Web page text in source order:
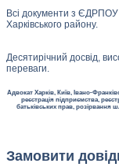
Всі документи з
Харківського району.
Десятирічний досвід,
переваги.
Адвокат Харків, Київ, Івано-
реєстрація підприємства,
батьківських прав, розірвання
Замовити